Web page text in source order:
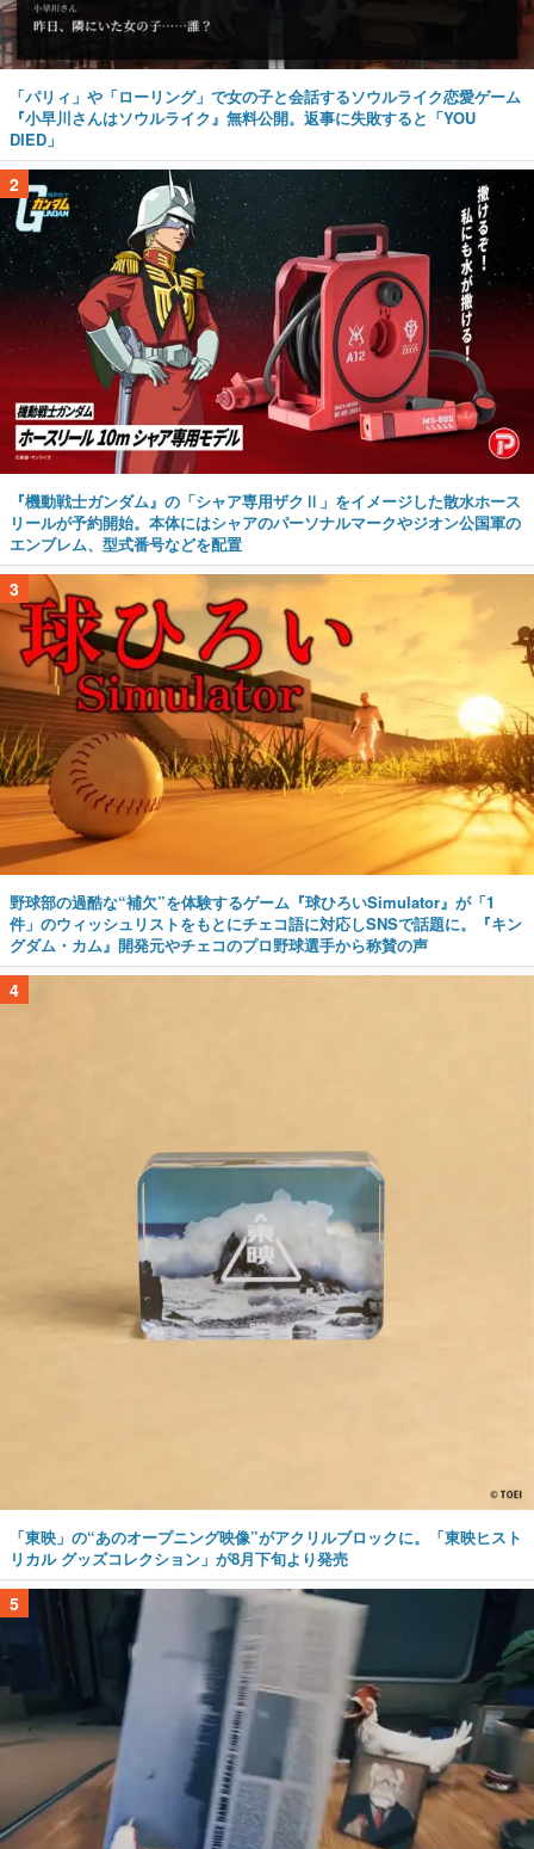
「パリィ」や「ローリング」で女の子と会話するソウルライク恋愛ゲーム
『小早川さんはソウルライク』無料公開。返事に失敗すると「YOU
DIED」
2
『機動戦士ガンダム』の「シャア専用ザクⅡ」をイメージした散水ホース
リールが予約開始。本体にはシャアのパーソナルマークやジオン公国軍の
エンブレム、型式番号などを配置
3
野球部の過酷な“補欠”を体験するゲーム『球ひろいSimulator』が「1
件」のウィッシュリストをもとにチェコ語に対応しSNSで話題に。『キン
グダム・カム』開発元やチェコのプロ野球選手から称賛の声
4
「東映」の“あのオープニング映像”がアクリルブロックに。「東映ヒスト
リカル グッズコレクション」が8月下旬より発売
5